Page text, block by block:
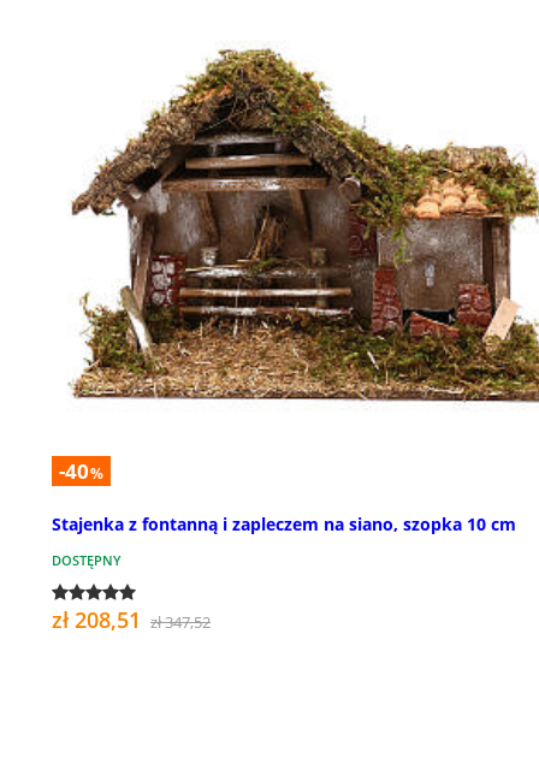
-40%
Stajenka z fontanną i zapleczem na siano, szopka 10 cm
DOSTĘPNY
zł 208,51 zł 347,52